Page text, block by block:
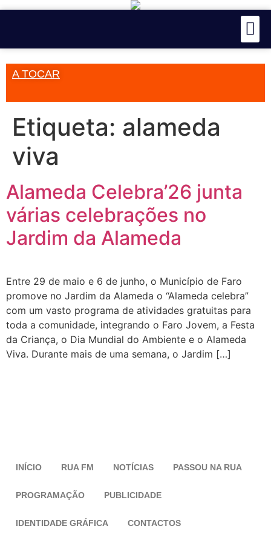
A TOCAR
Etiqueta: alameda
viva
Alameda Celebra’26 junta
várias celebrações no
Jardim da Alameda
Entre 29 de maio e 6 de junho, o Município de Faro
promove no Jardim da Alameda o “Alameda celebra”
com um vasto programa de atividades gratuitas para
toda a comunidade, integrando o Faro Jovem, a Festa
da Criança, o Dia Mundial do Ambiente e o Alameda
Viva. Durante mais de uma semana, o Jardim […]
INÍCIO RUA FM NOTÍCIAS PASSOU NA RUA
PROGRAMAÇÃO PUBLICIDADE
IDENTIDADE GRÁFICA CONTACTOS